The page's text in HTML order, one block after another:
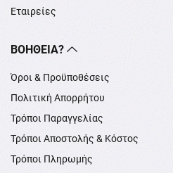
Εταιρείες
ΒΟΉΘΕΙΑ?
Όροι & Προϋποθέσεις
Πολιτική Απορρήτου
Τρόποι Παραγγελίας
Τρόποι Αποστολής & Κόστος
Τρόποι Πληρωμής